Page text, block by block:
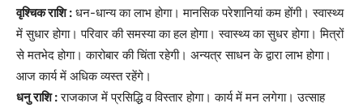
वृश्चिक राशि : धन-धान्य का लाभ होगा। मानसिक परेशानियां कम होंगी। स्वास्थ्य
में सुधार होगा। परिवार की समस्या का हल होगा। स्वास्थ्य का सुधर होगा। मित्रों
से मतभेद होगा। कारोबार की चिंता रहेगी। अन्यत्र साधन के द्वारा लाभ होगा।
आज कार्य में अधिक व्यस्त रहेंगे।
धनु राशि :राजकाज में प्रसिद्धि व विस्तार होगा। कार्य में मन लगेगा। उत्साह